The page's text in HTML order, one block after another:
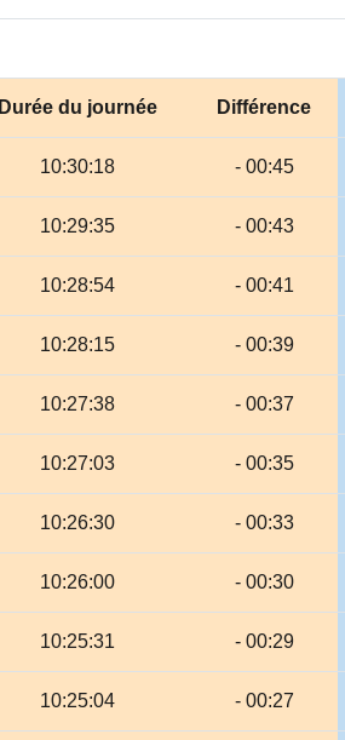
Durée du journée Différence
10:30:18 - 00:45
10:29:35 - 00:43
10:28:54 - 00:41
10:28:15 - 00:39
10:27:38 - 00:37
10:27:03 - 00:35
10:26:30 - 00:33
10:26:00 - 00:30
10:25:31 - 00:29
10:25:04 - 00:27